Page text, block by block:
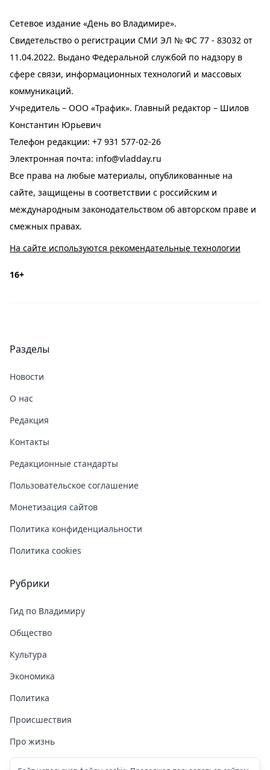
Сетевое издание «День во Владимире».
Свидетельство о регистрации СМИ ЭЛ № ФС 77 - 83032 от
11.04.2022. Выдано Федеральной службой по надзору в
сфере связи, информационных технологий и массовых
коммуникаций.
Учредитель – ООО «Трафик». Главный редактор – Шилов
Константин Юрьевич
Телефон редакции: +7 931 577-02-26
Электронная почта: info@vladday.ru
Все права на любые материалы, опубликованные на
сайте, защищены в соответствии с российским и
международным законодательством об авторском праве и
смежных правах.
На сайте используются рекомендательные технологии
16+
Разделы
Новости
О нас
Редакция
Контакты
Редакционные стандарты
Пользовательское соглашение
Монетизация сайтов
Политика конфиденциальности
Политика cookies
Рубрики
Гид по Владимиру
Общество
Культура
Экономика
Политика
Происшествия
Про жизнь
Здоровье